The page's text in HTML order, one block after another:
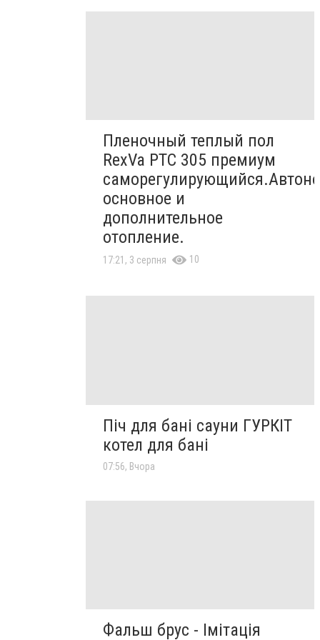
Пленочный теплый пол
RexVa PTC 305 премиум
основное и
дополнительное
отопление.
17:21, 3 серпня 10
Піч для бані сауни ГУРКІТ
котел для бані
07:56, Вчора
Фальш брус - Імітація